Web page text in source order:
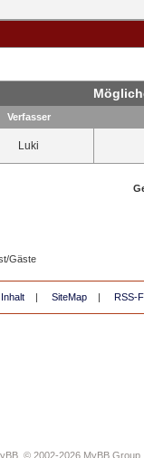
Verfasser
Luki
Gäste
| SiteMap | RSS-
, © 2002-2026 MyBB Group